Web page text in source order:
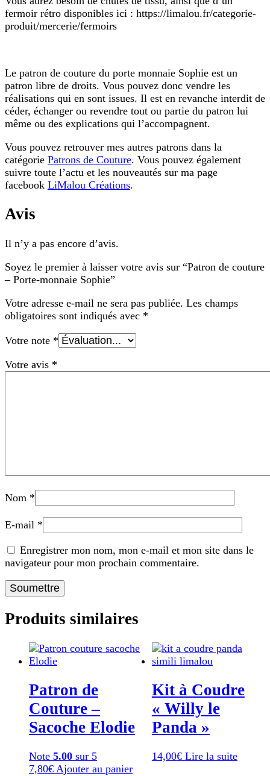
fermoir rétro disponibles ici : https://limalou.fr/categorie-
produit/mercerie/fermoirs
Le patron de couture du porte monnaie Sophie est un
patron libre de droits. Vous pouvez donc vendre les
réalisations qui en sont issues. Il est en revanche interdit de
céder, échanger ou revendre tout ou partie du patron lui
même ou des explications qui l’accompagnent.
Vous pouvez retrouver mes autres patrons dans la
catégorie Patrons de Couture. Vous pouvez également
suivre toute l’actu et les nouveautés sur ma page
facebook LiMalou Créations.
Avis
Il n’y a pas encore d’avis.
Soyez le premier à laisser votre avis sur “Patron de couture
– Porte-monnaie Sophie”
Votre adresse e-mail ne sera pas publiée. Les champs
obligatoires sont indiqués avec *
Votre note *
Votre avis *
Nom *
E-mail *
Enregistrer mon nom, mon e-mail et mon site dans le
navigateur pour mon prochain commentaire.
Produits similaires
Patron de
Couture –
Sacoche Elodie
Note 5.00 sur 5
7,80€ Ajouter au panier
Kit à Coudre
« Willy le
Panda »
14,00€ Lire la suite